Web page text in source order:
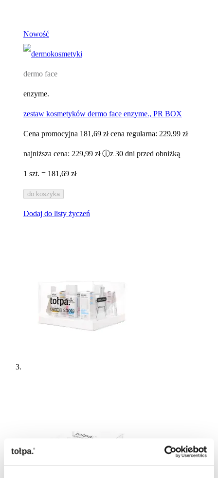
Nowość
dermo face
enzyme.
zestaw kosmetyków dermo face enzyme., PR BOX
Cena promocyjna 181,69 zł cena regularna: 229,99 zł
najniższa cena: 229,99 zł ⓘz 30 dni przed obniżką
1 szt. = 181,69 zł
do koszyka
Dodaj do listy życzeń